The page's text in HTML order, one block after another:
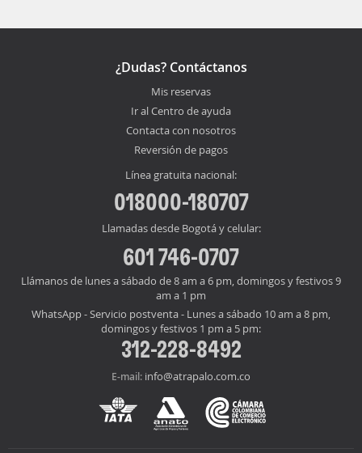
¿Dudas? Contáctanos
Mis reservas
Ir al Centro de ayuda
Contacta con nosotros
Reversión de pagos
Línea gratuita nacional:
018000-180707
Llamadas desde Bogotá y celular:
601 746-0707
Llámanos de lunes a sábado de 8 am a 6 pm, domingos y festivos 9
am a 1 pm
WhatsApp - Servicio postventa - Lunes a sábado 10 am a 8 pm,
domingos y festivos 1 pm a 5 pm:
312-228-8492
E-mail: info@atrapalo.com.co